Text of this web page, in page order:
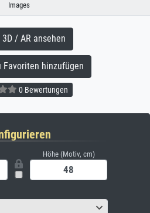
Images
/ AR ansehen
hinzufügen
0 Bewertungen
Höhe (Motiv, cm)